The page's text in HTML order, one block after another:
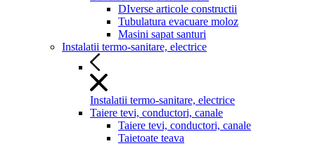
DIverse articole constructii
Tubulatura evacuare moloz
Masini sapat santuri
Instalatii termo-sanitare, electrice
Instalatii termo-sanitare, electrice
Taiere tevi, conductori, canale
Taiere tevi, conductori, canale
Taietoate teava